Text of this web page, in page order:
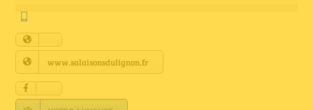
Annuaire Fournisseurs
Actualités
www.salaisonsdulignon.fr